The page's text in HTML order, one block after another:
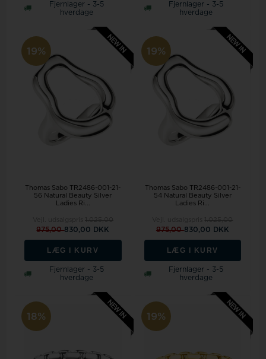
Fjernlager - 3-5
hverdage
Fjernlager - 3-5
hverdage
19%
Thomas Sabo TR2486-001-21-
56 Natural Beauty Silver
Ladies Ri...
975,00830,00 DKK
LÆG I KURV
Fjernlager - 3-5
hverdage
19%
Thomas Sabo TR2486-001-21-
54 Natural Beauty Silver
Ladies Ri...
975,00830,00 DKK
LÆG I KURV
Fjernlager - 3-5
hverdage
18% 19%